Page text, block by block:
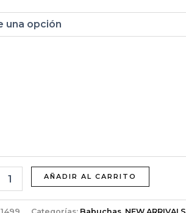
AÑADIR AL CARRITO